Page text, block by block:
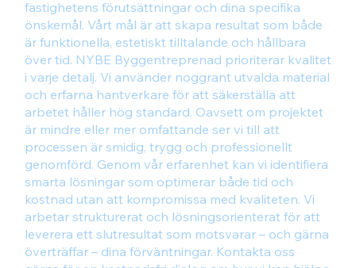
fastighetens förutsättningar och dina specifika
önskemål. Vårt mål är att skapa resultat som både
är funktionella, estetiskt tilltalande och hållbara
över tid. NYBE Byggentreprenad prioriterar kvalitet
i varje detalj. Vi använder noggrant utvalda material
och erfarna hantverkare för att säkerställa att
arbetet håller hög standard. Oavsett om projektet
är mindre eller mer omfattande ser vi till att
processen är smidig, trygg och professionellt
genomförd. Genom vår erfarenhet kan vi identifiera
smarta lösningar som optimerar både tid och
kostnad utan att kompromissa med kvaliteten. Vi
arbetar strukturerat och lösningsorienterat för att
leverera ett slutresultat som motsvarar – och gärna
överträffar – dina förväntningar. Kontakta oss